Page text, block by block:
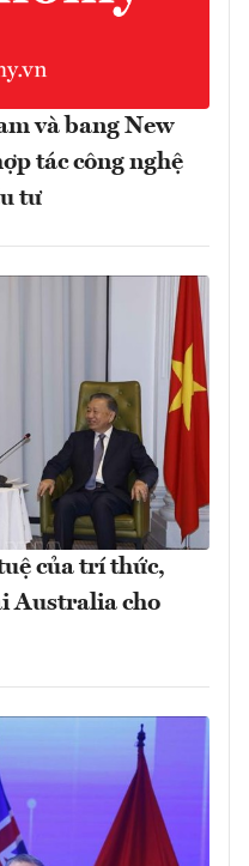
và bang New
tác công nghệ
tư
của trí thức,
Australia cho